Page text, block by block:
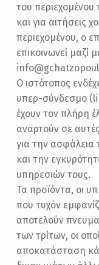
του
και για αιτήσεις
περιεχομένου, ο
επικοινωνεί μαζί
Ο ιστότοπος
υπερ-σύνδεσμο
έχουν τον πλήρη
αναρτούν σε
για την ασφάλεια
και την
υπηρεσιών τους.
Τα προϊόντα, οι
που τυχόν
αποτελούν
των τρίτων, οι
αποκατάσταση